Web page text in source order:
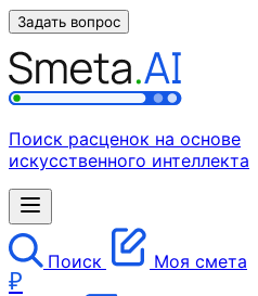
Задать вопрос
Поиск расценок на основе
искусственного интеллекта
Поиск Моя смета
₽